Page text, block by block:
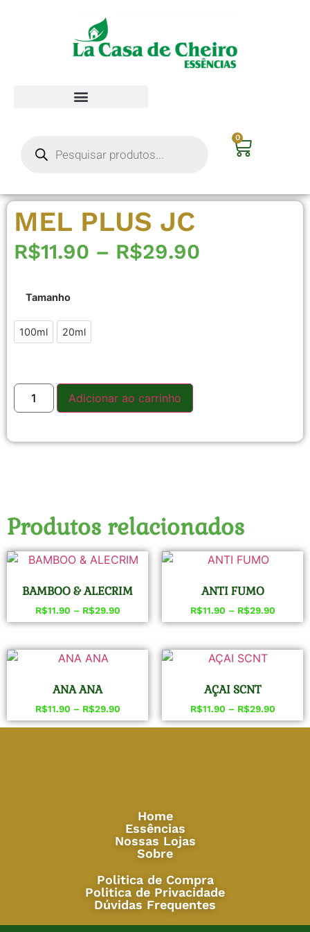
0
MEL PLUS JC
R$11.90 – R$29.90
Tamanho
100ml 20ml
Adicionar ao carrinho
Produtos relacionados
BAMBOO & ALECRIM
R$11.90 – R$29.90
ANTI FUMO
R$11.90 – R$29.90
ANA ANA
R$11.90 – R$29.90
AÇAI SCNT
R$11.90 – R$29.90
Home
Essências
Nossas Lojas
Sobre
Politica de Compra
Politica de Privacidade
Dúvidas Frequentes